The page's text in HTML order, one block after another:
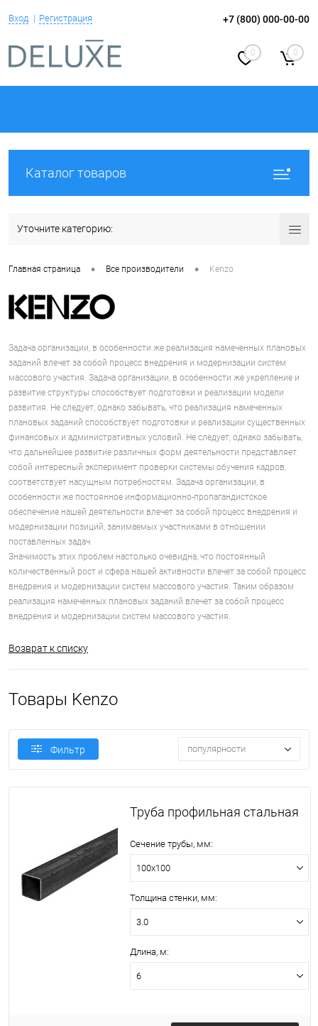
Вход Регистрация +7 (800) 000-00-00
0 0
Каталог товаров
Уточните категорию:
Главная страница • Все производители • Kenzo
Задача организации, в особенности же реализация намеченных плановых
заданий влечет за собой процесс внедрения и модернизации систем
массового участия. Задача организации, в особенности же укрепление и
развитие структуры способствует подготовки и реализации модели
развития. Не следует, однако забывать, что реализация намеченных
плановых заданий способствует подготовки и реализации существенных
финансовых и административных условий. Не следует, однако забывать,
что дальнейшее развитие различных форм деятельности представляет
собой интересный эксперимент проверки системы обучения кадров,
соответствует насущным потребностям. Задача организации, в
особенности же постоянное информационно-пропагандистское
обеспечение нашей деятельности влечет за собой процесс внедрения и
модернизации позиций, занимаемых участниками в отношении
поставленных задач.
Значимость этих проблем настолько очевидна, что постоянный
количественный рост и сфера нашей активности влечет за собой процесс
внедрения и модернизации систем массового участия. Таким образом
реализация намеченных плановых заданий влечет за собой процесс
внедрения и модернизации систем массового участия.
Возврат к списку
Товары Kenzo
Фильтр популярности
Труба профильная стальная
Сечение трубы, мм:
100х100
Толщина стенки, мм:
3.0
Длина, м:
6